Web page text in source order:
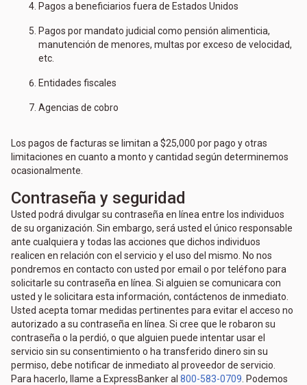
Pagos a beneficiarios fuera de Estados Unidos
Pagos por mandato judicial como pensión alimenticia,
manutención de menores, multas por exceso de velocidad,
etc.
Entidades fiscales
Agencias de cobro
Los pagos de facturas se limitan a $25,000 por pago y otras
limitaciones en cuanto a monto y cantidad según determinemos
ocasionalmente.
Contraseña y seguridad
Usted podrá divulgar su contraseña en línea entre los individuos
de su organización. Sin embargo, será usted el único responsable
ante cualquiera y todas las acciones que dichos individuos
realicen en relación con el servicio y el uso del mismo. No nos
pondremos en contacto con usted por email o por teléfono para
solicitarle su contraseña en línea. Si alguien se comunicara con
usted y le solicitara esta información, contáctenos de inmediato.
Usted acepta tomar medidas pertinentes para evitar el acceso no
autorizado a su contraseña en línea. Si cree que le robaron su
contraseña o la perdió, o que alguien puede intentar usar el
servicio sin su consentimiento o ha transferido dinero sin su
permiso, debe notificar de inmediato al proveedor de servicio.
Para hacerlo, llame a ExpressBanker al 800-583-0709 . Podemos